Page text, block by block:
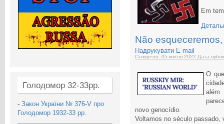
Голодомор 32-33рр.
- Закон України № 376-V про
Голодомор 1932-33 рр.
Em
Não
Надрукувати E-mail
Створено: 05 квітня 2022 Дата
O
além
novo genocídio.
Voltamos no século passado,